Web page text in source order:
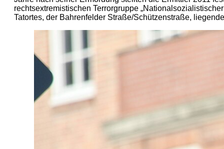
rechtsextremistischen Terrorgruppe
Tatortes, der Bahrenfelder Straße/Schützenstraße,